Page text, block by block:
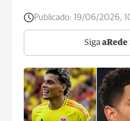
Publicado: 19/06/2026,
Siga aRede